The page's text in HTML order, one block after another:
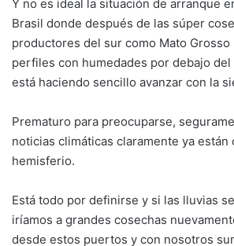
Y no es ideal la situación de arranque
Brasil donde después de las súper
productores del sur como Mato
perfiles con humedades por debajo
está haciendo sencillo avanzar con la
Prematuro para preocuparse,
noticias climáticas claramente ya están
hemisferio.
Está todo por definirse y si las lluvias
iríamos a grandes cosechas
desde estos puertos y con nosotros